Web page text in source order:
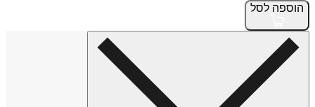
הוספה לסל